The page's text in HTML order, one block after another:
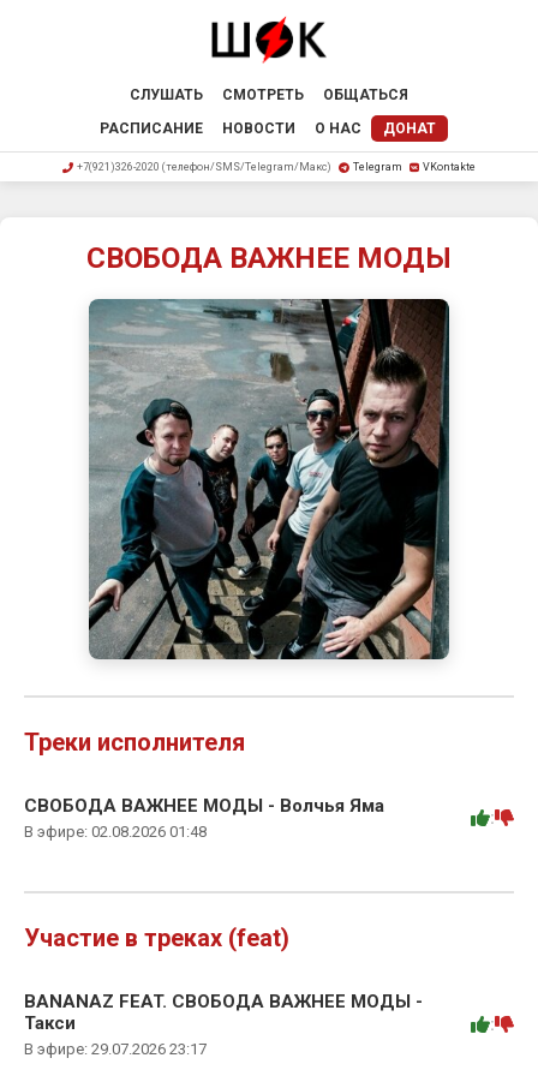
СЛУШАТЬ СМОТРЕТЬ
ОБЩАТЬСЯ
РАСПИСАНИЕ
НОВОСТИ О НАС ДОНАТ
+7(921)326-2020 (телефон/SMS/Telegram/Макс) Telegram VKontakte
СВОБОДА ВАЖНЕЕ МОДЫ
Треки исполнителя
СВОБОДА ВАЖНЕЕ МОДЫ - Волчья Яма
В эфире: 02.08.2026 01:48
:
Участие в треках (feat)
BANANAZ FEAT. СВОБОДА ВАЖНЕЕ МОДЫ -
Такси
В эфире: 29.07.2026 23:17
: